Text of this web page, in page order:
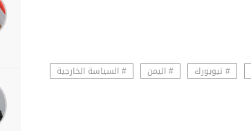
# نيويورك # اليمن
# السياسة الخارجية